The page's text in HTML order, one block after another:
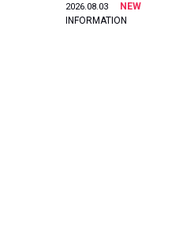
2026.08.03
NEW
INFORMATION